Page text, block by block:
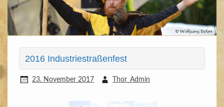
2016 Industriestraßenfest
23. November 2017 Thor_Admin